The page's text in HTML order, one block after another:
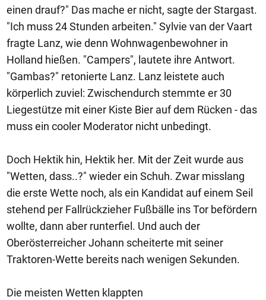
einen drauf?" Das mache er nicht, sagte der Stargast.
"Ich muss 24 Stunden arbeiten." Sylvie van der Vaart
fragte Lanz, wie denn Wohnwagenbewohner in
Holland hießen. "Campers", lautete ihre Antwort.
"Gambas?" retonierte Lanz. Lanz leistete auch
körperlich zuviel: Zwischendurch stemmte er 30
Liegestütze mit einer Kiste Bier auf dem Rücken - das
muss ein cooler Moderator nicht unbedingt.
Doch Hektik hin, Hektik her. Mit der Zeit wurde aus
"Wetten, dass..?" wieder ein Schuh. Zwar misslang
die erste Wette noch, als ein Kandidat auf einem Seil
stehend per Fallrückzieher Fußbälle ins Tor befördern
wollte, dann aber runterfiel. Und auch der
Oberösterreicher Johann scheiterte mit seiner
Traktoren-Wette bereits nach wenigen Sekunden.
Die meisten Wetten klappten